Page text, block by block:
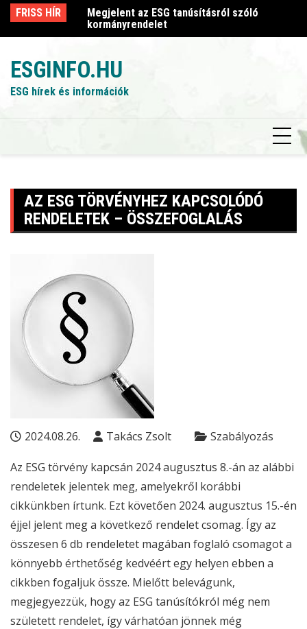
Skip
content
FRISS HÍR
szóló
Megjelent az ESG tanúsításról szóló
kormányrendelet
ESGINFO.HU
ESG hírek és információk
AZ ESG TÖRVÉNYHEZ KAPCSOLÓDÓ
RENDELETEK – ÖSSZEFOGLALÁS
2024.08.26. Takács Zsolt Szabályozás
Az ESG törvény kapcsán 2024 augusztus 8.-án az alábbi
rendeletek jelentek meg, amelyekről korábbi
cikkünkben írtunk. Ezt követően 2024. augusztus 15.-én
éjjel jelent meg a következő rendelet csomag. Így az
összesen 6 db rendeletet magában foglaló csomagot a
könnyebb érthetőség kedvéért egy helyen ebben a
cikkben fogaljuk össze. Mielőtt belevágunk,
megjegyezzük, hogy az ESG tanúsítókról még nem
született rendelet, így várhatóan jönnek még